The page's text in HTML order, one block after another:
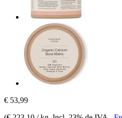
€ 53,99